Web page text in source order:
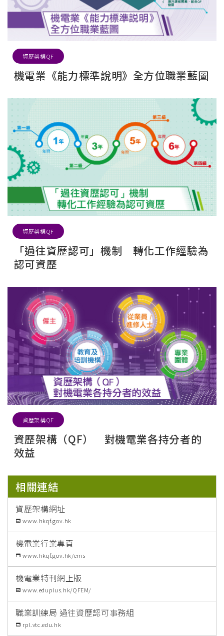
資歷架構QF
機電業《能力標準說明》全方位職業藍圖
資歷架構QF
「過往資歷認可」機制 轉化工作經驗為
認可資歷
資歷架構QF
資歷架構（QF） 對機電業各持分者的
效益
相關連結
資歷架構網址
www.hkqf.gov.hk
機電業行業專頁
www.hkqf.gov.hk/ems
機電業特刊網上版
www.eduplus.hk/QFEM/
職業訓練局 過往資歷認可事務組
rpl.vtc.edu.hk